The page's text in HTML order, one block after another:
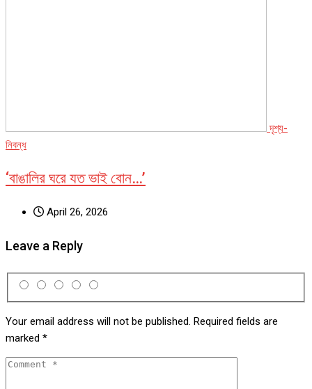
দৃশ্য-
নিবন্ধ
‘বাঙালির ঘরে যত ভাই বোন…’
April 26, 2026
Leave a Reply
Your email address will not be published. Required fields are
marked *